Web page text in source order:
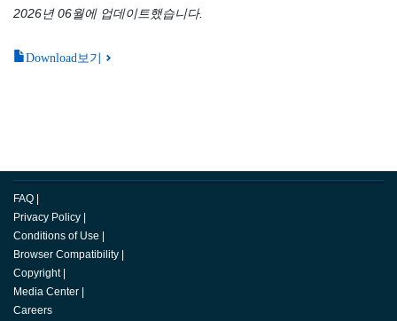
2026년 06월에 업데이트했습니다.
Download보기
FAQ
Privacy Policy
Conditions of Use
Browser Compatibility
Copyright
Media Center
Careers